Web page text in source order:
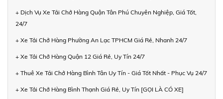
+ Dịch Vụ Xe Tải Chở Hàng Quận Tân Phú Chuyên Nghiệp, Giá Tốt,
24/7
+ Xe Tải Chở Hàng Phường An Lạc TPHCM Giá Rẻ, Nhanh 24/7
+ Xe Tải Chở Hàng Quận 12 Giá Rẻ, Uy Tín 24/7
+ Thuê Xe Tải Chở Hàng Bình Tân Uy Tín - Giá Tốt Nhất - Phục Vụ 24/7
+ Xe Tải Chở Hàng Bình Thạnh Giá Rẻ, Uy Tín [GỌI LÀ CÓ XE]